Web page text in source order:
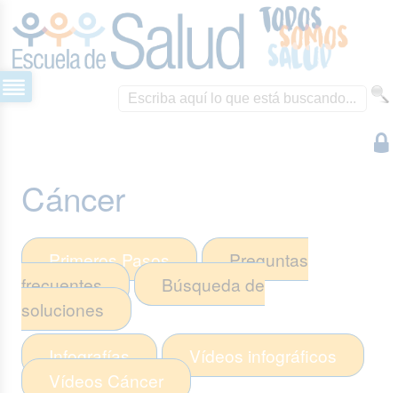
Cáncer
Primeros Pasos
Preguntas
frecuentes
Búsqueda de
soluciones
Infografías
Vídeos infográficos
Vídeos Cáncer